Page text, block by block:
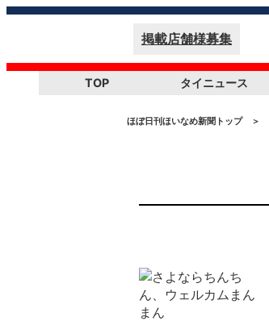
掲載店舗様募集
TOP タイニュース
ほぼ日刊ほいなめ新聞トップ ＞